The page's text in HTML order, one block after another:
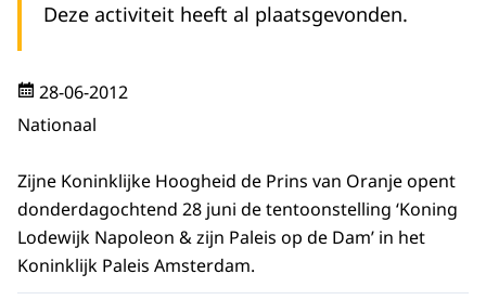
Deze activiteit heeft al plaatsgevonden.
28-06-2012
Nationaal
Zijne Koninklijke Hoogheid de Prins van Oranje opent
donderdagochtend 28 juni de tentoonstelling ‘Koning
Lodewijk Napoleon & zijn Paleis op de Dam’ in het
Koninklijk Paleis Amsterdam.